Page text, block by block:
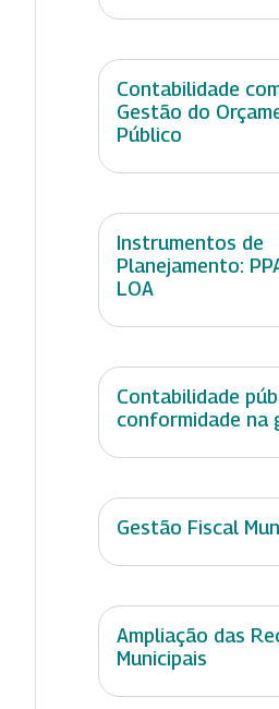
Contabilidade
Gestão do
Público
Instrumentos de
Planejamento:
LOA
Contabilidade
conformidade na
Gestão Fiscal
Ampliação das
Municipais